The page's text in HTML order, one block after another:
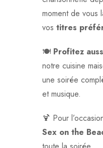
moment de vous
vos titres
🍽️ Profitez
notre cuisine
une soirée
et musique.
🍹 Pour
Sex on the